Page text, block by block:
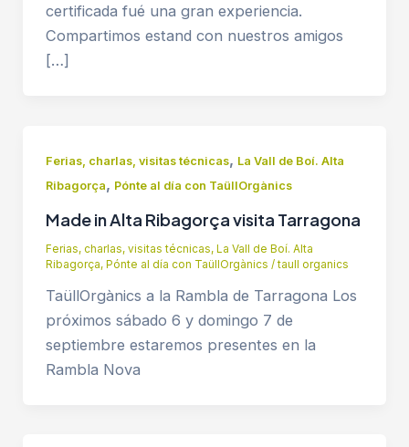
certificada fué una gran experiencia.
Compartimos estand con nuestros amigos
[…]
Ferias, charlas, visitas técnicas, La Vall de Boí. Alta
Ribagorça, Pónte al día con TaüllOrgànics
Made in Alta Ribagorça visita Tarragona
Ferias, charlas, visitas técnicas, La Vall de Boí. Alta
Ribagorça, Pónte al día con TaüllOrgànics /taull organics
TaüllOrgànics a la Rambla de Tarragona Los
próximos sábado 6 y domingo 7 de
septiembre estaremos presentes en la
Rambla Nova